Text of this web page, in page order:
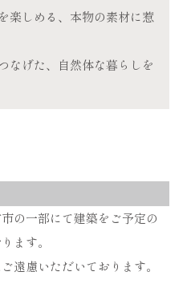
楽しめる、本物の素材に惹
なげた、自然体な暮らしを
の一部にて建築をご予定の
ます。
遠慮いただいております。